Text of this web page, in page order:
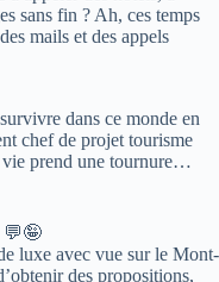
sans fin ? Ah, ces temps
mails et des appels
dans ce monde en
chef de projet tourisme
vie prend une tournure…
💬🤪
luxe avec vue sur le Mont-
des propositions,